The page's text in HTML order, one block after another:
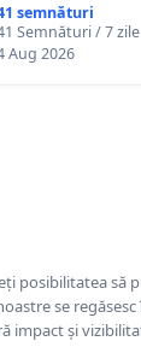
semnături
Semnături / 7 zile
Aug 2026
posibilitatea să
se
impact și